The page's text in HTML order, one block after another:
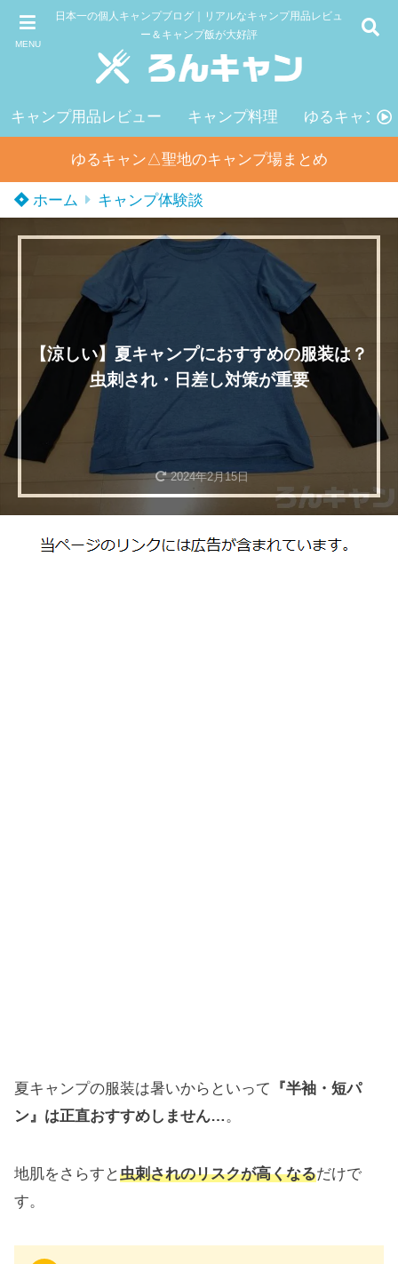
MENU
日本一の個人キャンプブログ｜リアルなキャンプ用品レビュ
ー＆キャンプ飯が大好評
キャンプ用品レビュー キャンプ料理 ゆるキャン△
ゆるキャン△聖地のキャンプ場まとめ
ホーム キャンプ体験談
【涼しい】夏キャンプにおすすめの服装は？
虫刺され・日差し対策が重要
2024年2月15日
夏キャンプの服装は暑いからといって
『半袖・短パ
ン』は正直おすすめしません…。
地肌をさらすと虫刺されのリスクが高くなるだけで
す。